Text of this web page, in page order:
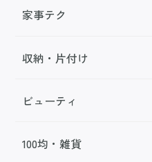
家事テク
収納・片付け
ビューティ
100均・雑貨